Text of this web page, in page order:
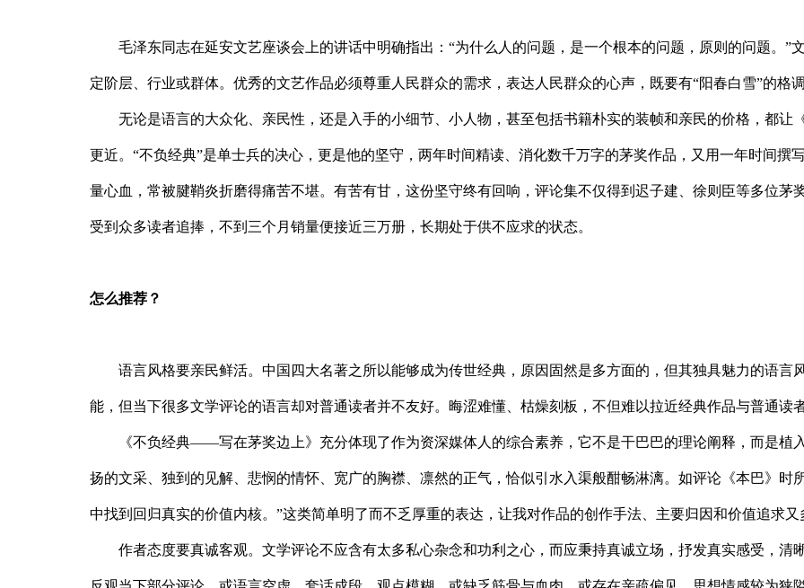
毛泽东同志在延安文艺座谈会上的讲话中明确指出：“为什么人的问题，是一个根本的问题，原则的问题。
定阶层、行业或群体。优秀的文艺作品必须尊重人民群众的需求，表达人民群众的心声，既要有“阳春白雪”的格
无论是语言的大众化、亲民性，还是入手的小细节、小人物，甚至包括书籍朴实的装帧和亲民的价格，都
更近。“不负经典”是单士兵的决心，更是他的坚守，两年时间精读、消化数千万字的茅奖作品，又用一年时间撰
量心血，常被腱鞘炎折磨得痛苦不堪。有苦有甘，这份坚守终有回响，评论集不仅得到迟子建、徐则臣等多位
受到众多读者追捧，不到三个月销量便接近三万册，长期处于供不应求的状态。
怎么推荐？
语言风格要亲民鲜活。中国四大名著之所以能够成为传世经典，原因固然是多方面的，但其独具魅力的语言
能，但当下很多文学评论的语言却对普通读者并不友好。晦涩难懂、枯燥刻板，不但难以拉近经典作品与普通读
《不负经典——写在茅奖边上》充分体现了作为资深媒体人的综合素养，它不是干巴巴的理论阐释，而是植
扬的文采、独到的见解、悲悯的情怀、宽广的胸襟、凛然的正气，恰似引水入渠般酣畅淋漓。如评论《本巴》时
中找到回归真实的价值内核。”这类简单明了而不乏厚重的表达，让我对作品的创作手法、主要归因和价值追求
作者态度要真诚客观。文学评论不应含有太多私心杂念和功利之心，而应秉持真诚立场，抒发真实感受，